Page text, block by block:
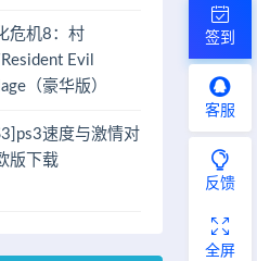
危机8：村
Evil
（豪华版）
速度与激情对
版下载
签到
客服
反馈
全屏